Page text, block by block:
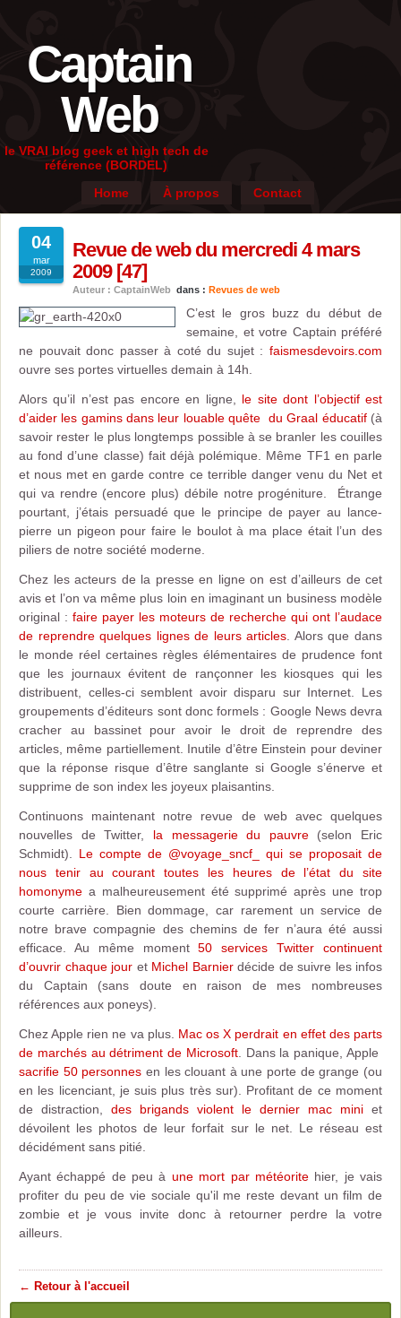
Captain
Web
le VRAI blog geek et high tech de
référence (BORDEL)
Home
À propos Contact
04
mar
2009
Revue de web du mercredi 4 mars
2009 [47]
Auteur : CaptainWeb dans : Revues de web
C’est le gros buzz du début de
semaine, et votre Captain préféré
ne pouvait donc passer à coté du sujet : faismesdevoirs.com
ouvre ses portes virtuelles demain à 14h.
Alors qu’il n’est pas encore en ligne, le site dont l’objectif est
d’aider les gamins dans leur louable quête du Graal éducatif(à
savoir rester le plus longtemps possible à se branler les couilles
au fond d’une classe) fait déjà polémique. Même TF1 en parle
et nous met en garde contre ce terrible danger venu du Net et
qui va rendre (encore plus) débile notre progéniture. Étrange
pourtant, j’étais persuadé que le principe de payer au lance-
pierre un pigeon pour faire le boulot à ma place était l’un des
piliers de notre société moderne.
Chez les acteurs de la presse en ligne on est d’ailleurs de cet
avis et l’on va même plus loin en imaginant un business modèle
original : faire payer les moteurs de recherche qui ont l’audace
de reprendre quelques lignes de leurs articles . Alors que dans
le monde réel certaines règles élémentaires de prudence font
que les journaux évitent de rançonner les kiosques qui les
distribuent, celles-ci semblent avoir disparu sur Internet. Les
groupements d’éditeurs sont donc formels : Google News devra
cracher au bassinet pour avoir le droit de reprendre des
articles, même partiellement. Inutile d’être Einstein pour deviner
que la réponse risque d’être sanglante si Google s’énerve et
supprime de son index les joyeux plaisantins.
Continuons maintenant notre revue de web avec quelques
nouvelles de Twitter, la messagerie du pauvre(selon Eric
Schmidt). Le compte de @voyage_sncf_ qui se proposait de
nous tenir au courant toutes les heures de l’état du site
homonyme a malheureusement été supprimé après une trop
courte carrière. Bien dommage, car rarement un service de
notre brave compagnie des chemins de fer n’aura été aussi
efficace. Au même moment50 services Twitter continuent
d’ouvrir chaque jour et Michel Barnierdécide de suivre les infos
du Captain (sans doute en raison de mes nombreuses
références aux poneys).
Chez Apple rien ne va plus. Mac os X perdrait en effet des parts
de marchés au détriment de Microsoft. Dans la panique, Apple
sacrifie 50 personnes en les clouant à une porte de grange (ou
en les licenciant, je suis plus très sur). Profitant de ce moment
de distraction, des brigands violent le dernier mac mini et
dévoilent les photos de leur forfait sur le net. Le réseau est
décidément sans pitié.
Ayant échappé de peu à une mort par météoritehier, je vais
profiter du peu de vie sociale qu'il me reste devant un film de
zombie et je vous invite donc à retourner perdre la votre
ailleurs.
← Retour à l'accueil